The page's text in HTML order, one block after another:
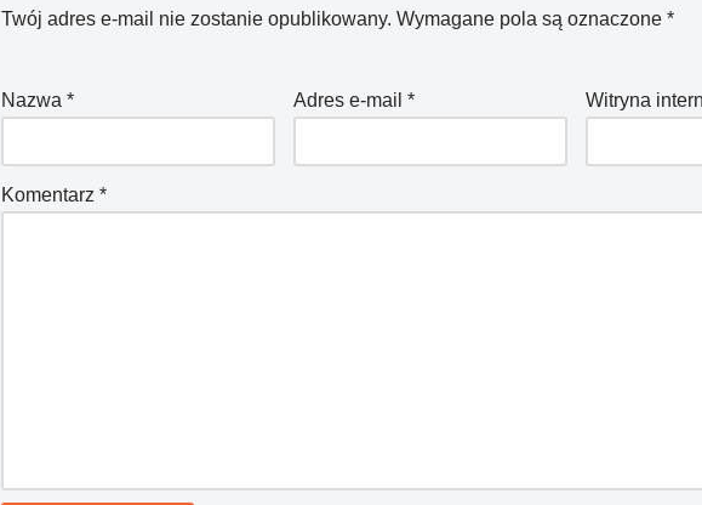
Twój adres e-mail nie zostanie opublikowany. Wymagane pola są oznaczone *
Nazwa * Adres e-mail * Witryna
Komentarz *